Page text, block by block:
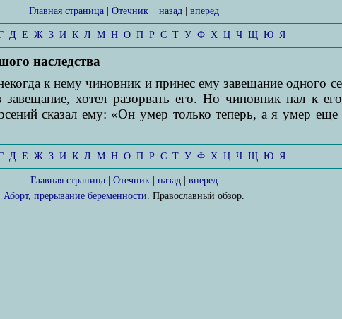
Главная страница| Отечник| назад| вперед
Д Е Ж З И К Л М Н О П Р С Т У Ф Х Ц Ч Щ Ю Я
наследства
к нему чиновник и принес ему завещание одного
хотел разорвать его. Но чиновник пал к
сказал ему: «Он умер только теперь, а я умер
Д Е Ж З И К Л М Н О П Р С Т У Ф Х Ц Ч Щ Ю Я
Главная страница| Отечник| назад| вперед
Аборт, прерывание беременности . Православный обзор.